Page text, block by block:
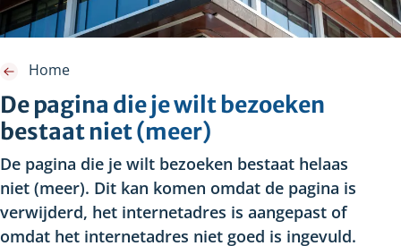
De pagina die je wilt bezoeken
bestaat niet (meer)
Home
De pagina die je wilt bezoeken bestaat helaas
niet (meer). Dit kan komen omdat de pagina is
verwijderd, het internetadres is aangepast of
omdat het internetadres niet goed is ingevuld.